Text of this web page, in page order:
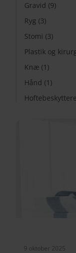
Gravid (9)
Ryg (3)
Stomi (3)
Plastik og
Knæ (1)
Hånd (1)
9 oktober 2025